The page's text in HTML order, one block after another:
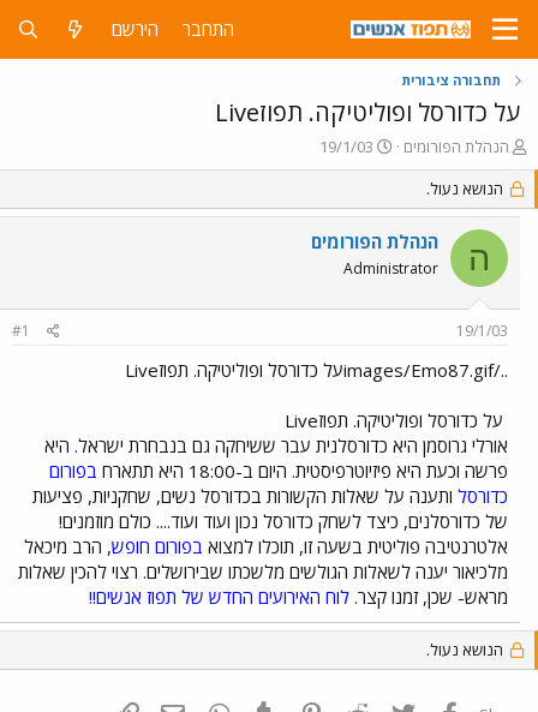
התחבר הירשם
תחבורה ציבורית
על כדורסל ופוליטיקה. תפוזLive
פ
ו
ת
ח
נ
הנהלת הפורומים
פ
ו
ס
ם
ב
ת
19/1/03
הנושא נעול.
ה הנהלת הפורומים
Administrator
19/1/03
#1
../images/Emo87.gifעל כדורסל ופוליטיקה. תפוזLive
על כדורסל ופוליטיקה. תפוזLive
אורלי גרוסמן היא כדורסלנית עבר ששיחקה גם בנבחרת ישראל. היא
פרשה וכעת היא פיזיוטרפיסטית. היום ב-18:00 היא תתארח
בפורום
כדורסל ותענה על שאלות הקשורות בכדורסל נשים, שחקניות, פציעות
של כדורסלנים, כיצד לשחק כדורסל נכון ועוד ועוד.... כולם מוזמנים!
אלטרנטיבה פוליטית בשעה זו, תוכלו למצוא בפורום חופש, הרב מיכאל
מלכיאור יענה לשאלות הגולשים מלשכתו שבירושלים. רצוי להכין שאלות
מראש- שכן, זמנו קצר. לוח האירועים החדש של תפוז אנשים!!
הנושא נעול.